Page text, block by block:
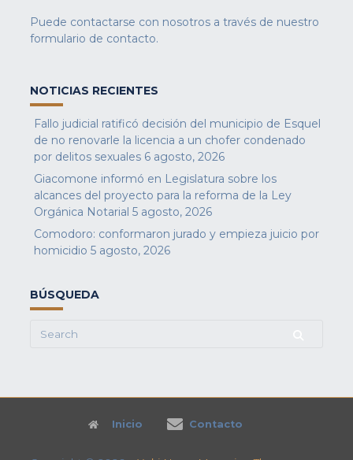
Puede contactarse con nosotros a través de nuestro
formulario de contacto.
NOTICIAS RECIENTES
Fallo judicial ratificó decisión del municipio de Esquel
de no renovarle la licencia a un chofer condenado
por delitos sexuales 6 agosto, 2026
Giacomone informó en Legislatura sobre los
alcances del proyecto para la reforma de la Ley
Orgánica Notarial 5 agosto, 2026
Comodoro: conformaron jurado y empieza juicio por
homicidio 5 agosto, 2026
BÚSQUEDA
Search
Inicio Contacto